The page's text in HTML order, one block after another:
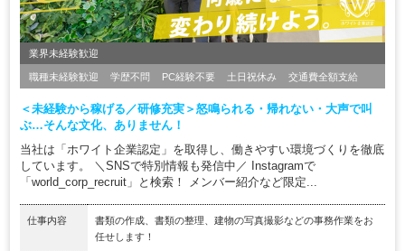
業界未経験歓迎
職種未経験歓迎 学歴不問 PC経験不要 土日祝休み 交通費全額支給
＜未経験から稼げる／研修充実＞怒鳴られる・帰れない・大声で叫
ぶ…そんな文化、ありません！
当社は「ホワイト企業認定」を取得し、働きやすい環境づくりを徹底
しています。 ＼SNSで特別情報も発信中／ Instagramで
「world_corp_recruit」と検索！ メンバー紹介など限定...
仕事内容
書類の作成、書類の整理、建物の写真撮影などの事務作業をお
任せします！